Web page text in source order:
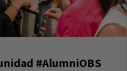
#AlumniOBS